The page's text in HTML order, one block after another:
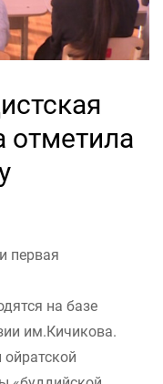
отметила
первая
на базе
им.Кичикова.